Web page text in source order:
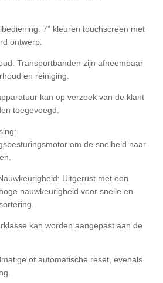
7” kleuren touchscreen met
ontwerp.
Transportbanden zijn afneembaar
en reiniging.
kan op verzoek van de klant
toegevoegd.
om de snelheid naar
Uitgerust met een
nauwkeurigheid voor snelle en
kan worden aangepast aan de
of automatische reset, evenals